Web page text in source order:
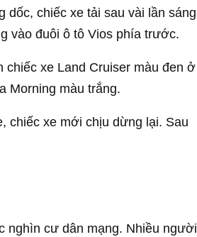
chiếc xe tải sau vài lần sáng
vào đuôi ô tô Vios phía trước.
chiếc xe Land Cruiser màu đen ở
Morning màu trắng.
chiếc xe mới chịu dừng lại. Sau
nghìn cư dân mạng. Nhiều người